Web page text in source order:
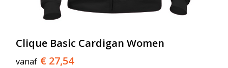
Clique Basic Cardigan Women
vanaf € 27,54